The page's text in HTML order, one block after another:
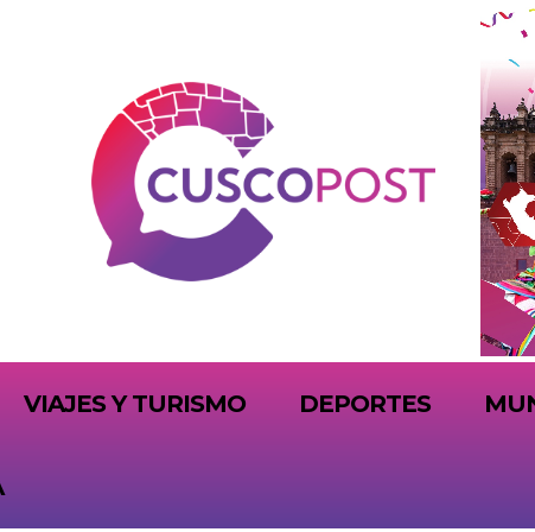
VIAJES Y TURISMO DEPORTES